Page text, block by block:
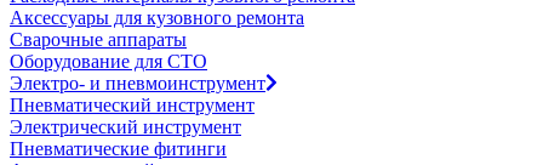
Аксессуары для кузовного ремонта
Сварочные аппараты
Оборудование для СТО
Электро- и пневмоинструмент
Пневматический инструмент
Электрический инструмент
Пневматические фитинги